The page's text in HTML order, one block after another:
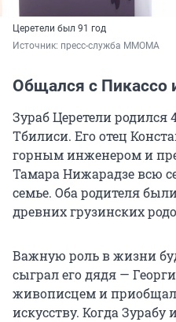
Церетели был 91 год
Источник: пресс-служба ММОМА
Общался с Пикассо
Зураб Церетели родился
Тбилиси. Его отец
горным инженером и
Тамара Нижарадзе всю
семье. Оба родителя
древних грузинских
Важную роль в жизни
сыграл его дядя —
живописцем и
искусству. Когда Зурабу